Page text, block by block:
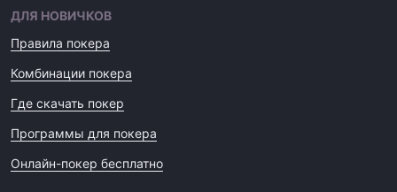
ДЛЯ НОВИЧКОВ
Правила покера
Комбинации покера
Где скачать покер
Программы для покера
Онлайн-покер бесплатно